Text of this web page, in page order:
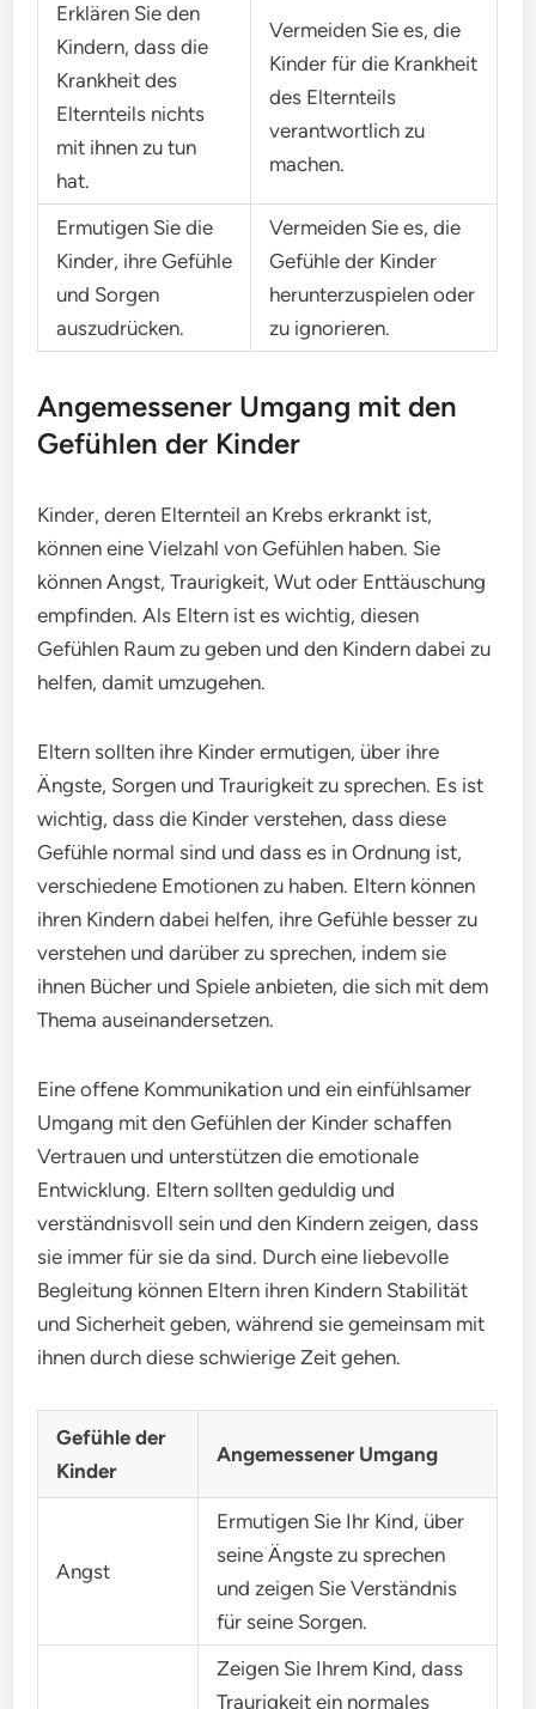
Erklären Sie den
Kindern, dass die
Krankheit des
Elternteils nichts
mit ihnen zu tun
hat.
Vermeiden Sie es, die
Kinder für die Krankheit
des Elternteils
verantwortlich zu
machen.
Ermutigen Sie die
Kinder, ihre Gefühle
und Sorgen
auszudrücken.
Vermeiden Sie es, die
Gefühle der Kinder
herunterzuspielen oder
zu ignorieren.
Angemessener Umgang mit den
Gefühlen der Kinder
Kinder, deren Elternteil an Krebs erkrankt ist,
können eine Vielzahl von Gefühlen haben. Sie
können Angst, Traurigkeit, Wut oder Enttäuschung
empfinden. Als Eltern ist es wichtig, diesen
Gefühlen Raum zu geben und den Kindern dabei zu
helfen, damit umzugehen.
Eltern sollten ihre Kinder ermutigen, über ihre
Ängste, Sorgen und Traurigkeit zu sprechen. Es ist
wichtig, dass die Kinder verstehen, dass diese
Gefühle normal sind und dass es in Ordnung ist,
verschiedene Emotionen zu haben. Eltern können
ihren Kindern dabei helfen, ihre Gefühle besser zu
verstehen und darüber zu sprechen, indem sie
ihnen Bücher und Spiele anbieten, die sich mit dem
Thema auseinandersetzen.
Eine offene Kommunikation und ein einfühlsamer
Umgang mit den Gefühlen der Kinder schaffen
Vertrauen und unterstützen die emotionale
Entwicklung. Eltern sollten geduldig und
verständnisvoll sein und den Kindern zeigen, dass
sie immer für sie da sind. Durch eine liebevolle
Begleitung können Eltern ihren Kindern Stabilität
und Sicherheit geben, während sie gemeinsam mit
ihnen durch diese schwierige Zeit gehen.
Gefühle der
Kinder
Angemessener Umgang
Angst
Ermutigen Sie Ihr Kind, über
seine Ängste zu sprechen
und zeigen Sie Verständnis
für seine Sorgen.
Zeigen Sie Ihrem Kind, dass
Traurigkeit ein normales